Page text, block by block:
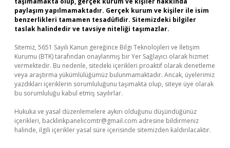
paylaşım yapılmamaktadır. Gerçek kurum ve kişiler ile isim
benzerlikleri tamamen tesadüfidir. Sitemizdeki bilgiler
taslak halindedir ve tavsiye niteliği taşımazlar.
Sitemiz, 5651 Sayılı Kanun gereğince Bilgi Teknolojileri ve İletişim
Kurumu (BTK) tarafından onaylanmış bir Yer Sağlayıcı olarak hizmet
vermektedir. Bu nedenle, sitedeki içerikleri proaktif olarak denetleme
veya araştırma yükümlülüğümüz bulunmamaktadır. Ancak, üyelerimiz
yazdıkları içeriklerin sorumluluğunu taşımakta olup, siteye üye olarak
bu sorumluluğu kabul etmiş sayılırlar.
Hukuka ve yasal düzenlemelere aykırı olduğunu düşündüğünüz
içerikleri, backlinkpanelicomtr@gmail.com adresine bildirmeniz
halinde, ilgili içerikler yasal süre içerisinde sitemizden kaldırılacaktır.